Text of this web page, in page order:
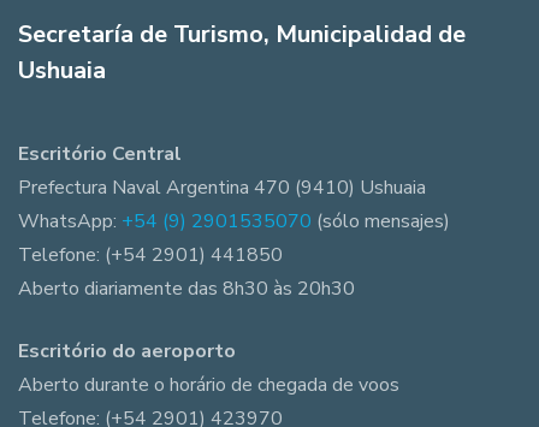
Secretaría de Turismo, Municipalidad de
Ushuaia
Escritório Central
Prefectura Naval Argentina 470 (9410) Ushuaia
WhatsApp: +54 (9) 2901535070 (sólo mensajes)
Telefone: (+54 2901) 441850
Aberto diariamente das 8h30 às 20h30
Escritório do aeroporto
Aberto durante o horário de chegada de voos
Telefone: (+54 2901) 423970